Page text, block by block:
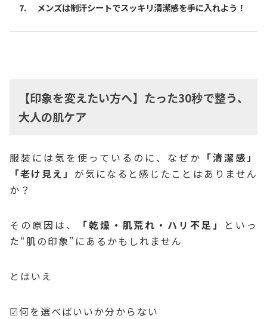
メンズは制汗シートでスッキリ清潔感を手に入れよう！
【印象を変えたい方へ】たった30秒で整う、
大人の肌ケア
服装には気を使っているのに、なぜか 「清潔感」
「老け見え」 が気になると感じたことはありません
か？
その原因は、 「乾燥・肌荒れ・ハリ不足」
といっ
た“肌の印象”にあるかもしれません
とはいえ
☑何を選べばいいか分からない